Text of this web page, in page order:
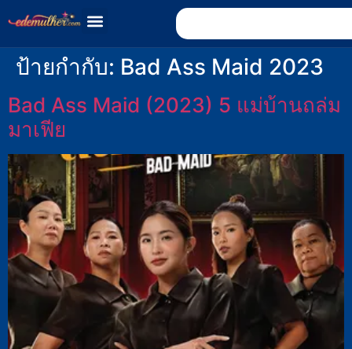
ป้ายกำกับ: Bad Ass Maid 2023
Bad Ass Maid (2023) 5 แม่บ้านถล่ม
มาเฟีย